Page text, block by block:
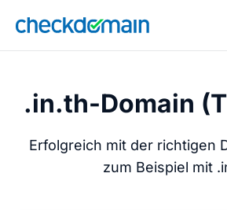
.in.th-Domain
Erfolgreich mit der richtigen
zum Beispiel mit